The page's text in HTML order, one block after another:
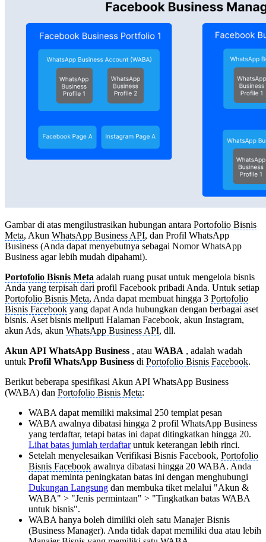
Gambar di atas mengilustrasikan hubungan antara Portofolio Bisnis
Meta, Akun WhatsApp Business API, dan Profil WhatsApp
Business (Anda dapat menyebutnya sebagai Nomor WhatsApp
Business agar lebih mudah dipahami).
Portofolio Bisnis Meta adalah ruang pusat untuk mengelola bisnis
Anda yang terpisah dari profil Facebook pribadi Anda. Untuk setiap
Portofolio Bisnis Meta, Anda dapat membuat hingga 3 Portofolio
Bisnis Facebook yang dapat Anda hubungkan dengan berbagai aset
bisnis. Aset bisnis meliputi Halaman Facebook, akun Instagram,
akun Ads, akun WhatsApp Business API, dll.
Akun API WhatsApp Business , atau WABA , adalah wadah
untuk Profil WhatsApp Business di Portofolio Bisnis Facebook.
Berikut beberapa spesifikasi Akun API WhatsApp Business
(WABA) dan Portofolio Bisnis Meta:
WABA dapat memiliki maksimal 250 templat pesan
WABA awalnya dibatasi hingga 2 profil WhatsApp Business
yang terdaftar, tetapi batas ini dapat ditingkatkan hingga 20.
Lihat batas jumlah terdaftaruntuk keterangan lebih rinci.
Setelah menyelesaikan Verifikasi Bisnis Facebook, Portofolio
Bisnis Facebook awalnya dibatasi hingga 20 WABA. Anda
dapat meminta peningkatan batas ini dengan menghubungi
Dukungan Langsung dan membuka tiket melalui "Akun &
WABA" > "Jenis permintaan" > "Tingkatkan batas WABA
untuk bisnis".
WABA hanya boleh dimiliki oleh satu Manajer Bisnis
(Business Manager). Anda tidak dapat memiliki dua atau lebih